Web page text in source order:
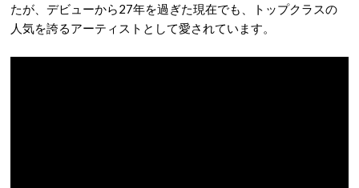
たが、デビューから27年を過ぎた現在でも、トップクラスの
人気を誇るアーティストとして愛されています。